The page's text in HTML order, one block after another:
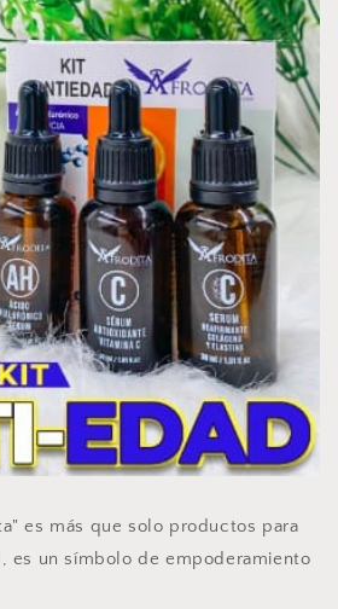
es más que solo productos para
es un símbolo de empoderamiento